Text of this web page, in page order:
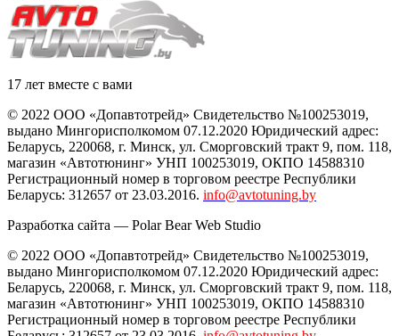
17 лет вместе с вами
© 2022 ООО «Допавтотрейд» Свидетельство №100253019,
выдано Мингорисполкомом 07.12.2020 Юридический адрес:
Беларусь, 220068, г. Минск, ул. Сморговский тракт 9, пом. 118,
магазин «Автотюнинг» УНП 100253019, ОКПО 14588310
Регистрационный номер в торговом реестре Республики
Беларусь: 312657 от 23.03.2016. info@avtotuning.by
Разработка сайта — Polar Bear Web Studio
© 2022 ООО «Допавтотрейд» Свидетельство №100253019,
выдано Мингорисполкомом 07.12.2020 Юридический адрес:
Беларусь, 220068, г. Минск, ул. Сморговский тракт 9, пом. 118,
магазин «Автотюнинг» УНП 100253019, ОКПО 14588310
Регистрационный номер в торговом реестре Республики